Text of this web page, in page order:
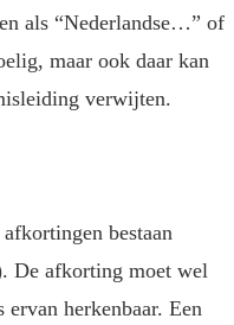
als “Nederlandse…” of
maar ook daar kan
verwijten.
bestaan
De afkorting moet wel
herkenbaar. Een